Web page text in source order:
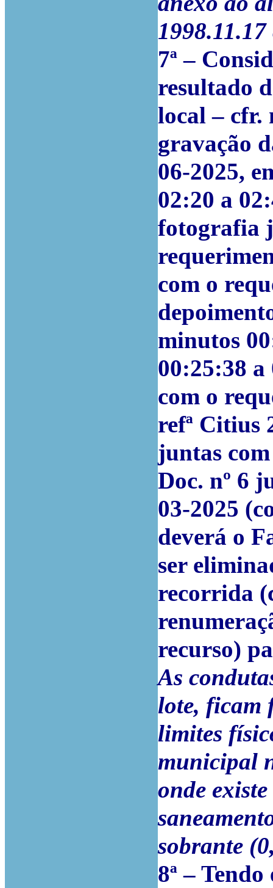
7ª –
resultado
local – cfr.
gravação
06-2025,
02:20 a
fotografia
com o
minutos
00:25:38 a
com o
refª Citius
juntas
Doc. nº 6
03-2025
deverá o
ser
recorrida
recurso)
As
lote, ficam
limites
municipal
onde
sobrante
8ª –